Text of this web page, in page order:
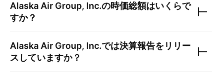
Alaska Air Group, Inc.の時価総額はいくらで
すか？
Alaska Air Group, Inc.では決算報告をリリー
スしていますか？